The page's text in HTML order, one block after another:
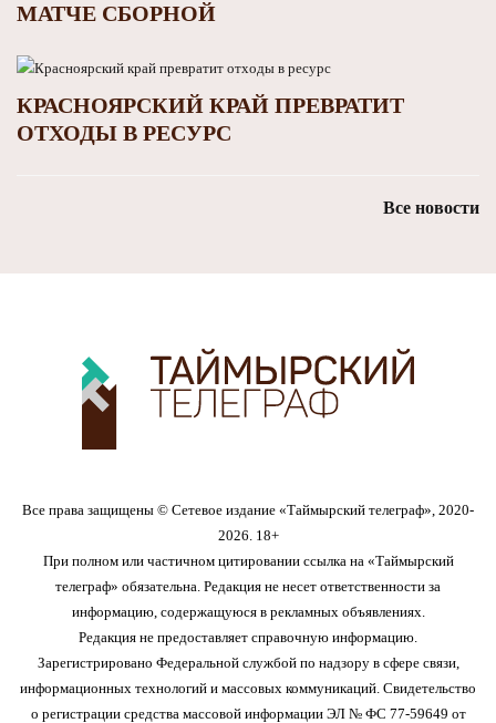
МАТЧЕ СБОРНОЙ
КРАСНОЯРСКИЙ КРАЙ ПРЕВРАТИТ
ОТХОДЫ В РЕСУРС
Все новости
Все права защищены © Сетевое издание «Таймырский телеграф», 2020-
2026. 18+
При полном или частичном цитировании ссылка на «Таймырский
телеграф» обязательна. Редакция не несет ответственности за
информацию, содержащуюся в рекламных объявлениях.
Редакция не предоставляет справочную информацию.
Зарегистрировано Федеральной службой по надзору в сфере связи,
информационных технологий и массовых коммуникаций. Свидетельство
о регистрации средства массовой информации ЭЛ № ФС 77-59649 от